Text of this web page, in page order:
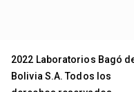
2022 Laboratorios Bagó
Bolivia S.A. Todos los